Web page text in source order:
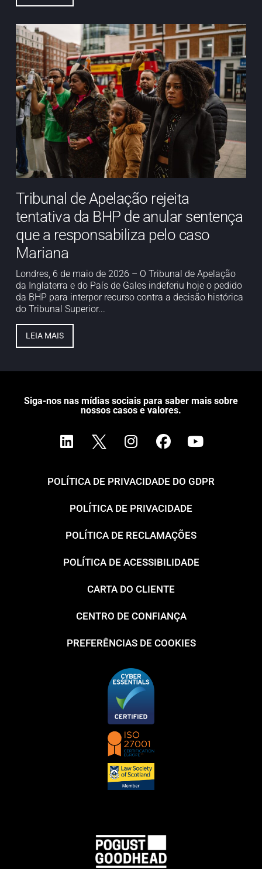
Tribunal de Apelação rejeita
tentativa da BHP de anular sentença
que a responsabiliza pelo caso
Mariana
Londres, 6 de maio de 2026 – O Tribunal de Apelação
da Inglaterra e do País de Gales indeferiu hoje o pedido
da BHP para interpor recurso contra a decisão histórica
do Tribunal Superior...
LEIA MAIS
Siga-nos nas mídias sociais para saber mais sobre
nossos casos e valores.
POLÍTICA DE PRIVACIDADE DO GDPR
POLÍTICA DE PRIVACIDADE
POLÍTICA DE RECLAMAÇÕES
POLÍTICA DE ACESSIBILIDADE
CARTA DO CLIENTE
CENTRO DE CONFIANÇA
PREFERÊNCIAS DE COOKIES